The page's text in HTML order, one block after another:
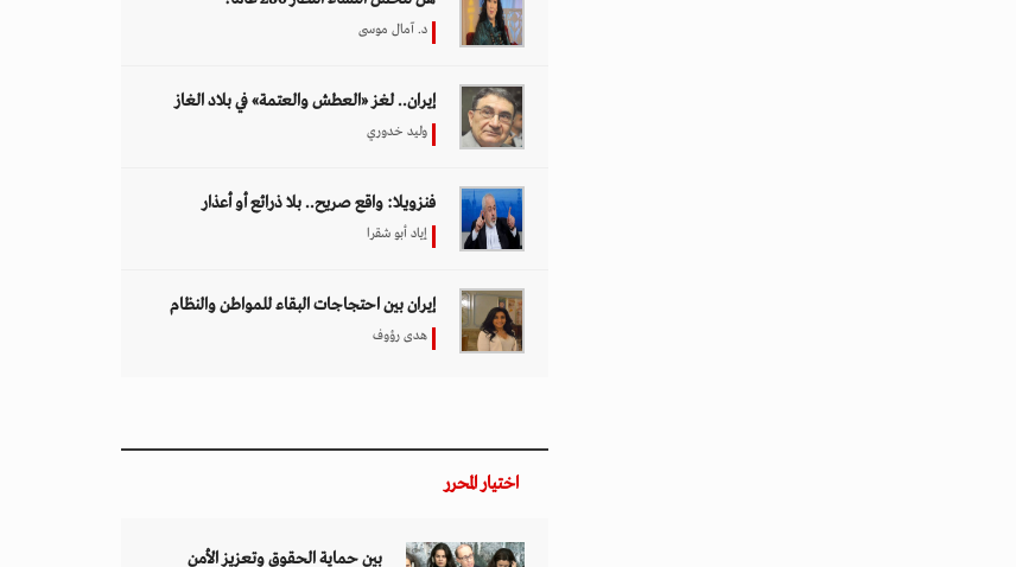
د. آمال موسى
إيران.. لغز «العطش والعتمة» في بلاد الغاز
وليد خدوري
فنزويلا: واقع صريح.. بلا ذرائع أو أعذار
إياد أبو شقرا
إيران بين احتجاجات البقاء للمواطن والنظام
هدى رؤوف
اختيار المحرر
بين حماية الحقوق وتعزيز الأمن